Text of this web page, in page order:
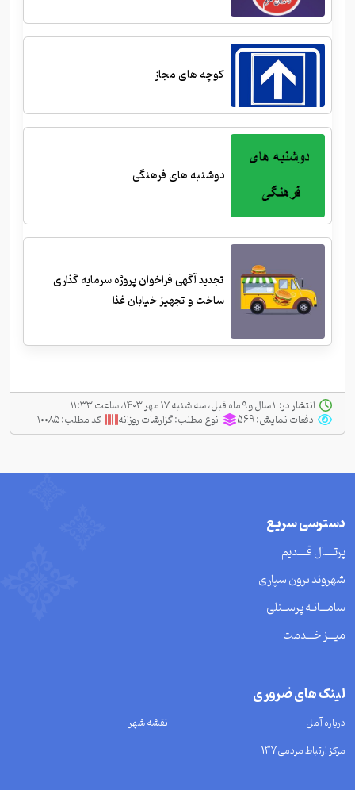
کوچه های مجاز
دوشنبه های فرهنگی
تجدید آگهی فراخوان پروژه سرمایه گذاری
ساخت و تجهیز خیابان غذا
انتشار در:
دفعات نمایش:569 نوع مطلب:گزارشات روزانه کد مطلب:۱۰۰۸۵
دسترسی سریع
پرتــــال قــــدیم
شهروند برون سپاری
سامـــانـه پرســنلی
میـــز خـــدمت
لینک های ضروری
درباره آمل
نقشه شهر
مرکز ارتباط مردمی137